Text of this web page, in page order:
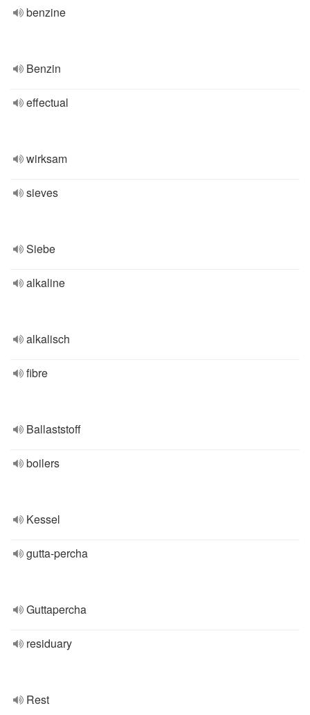
benzine
Benzin
effectual
wirksam
sieves
Siebe
alkaline
alkalisch
fibre
Ballaststoff
boilers
Kessel
gutta-percha
Guttapercha
residuary
Rest